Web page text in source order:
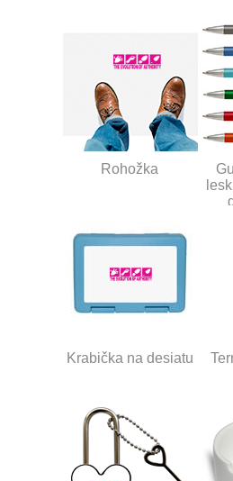
Rohožka
Krabička na desiatu